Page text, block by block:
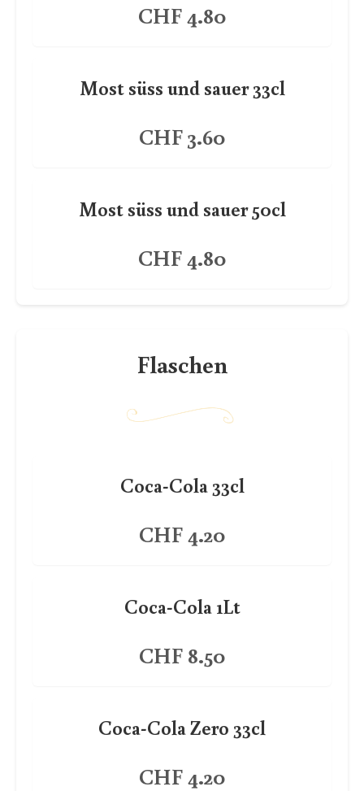
CHF 4.80
Most süss und sauer 33cl
CHF 3.60
Most süss und sauer 50cl
CHF 4.80
Flaschen
Coca-Cola 33cl
CHF 4.20
Coca-Cola 1Lt
CHF 8.50
Coca-Cola Zero 33cl
CHF 4.20